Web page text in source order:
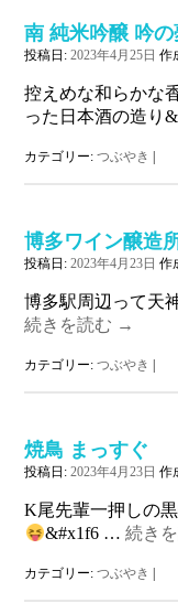
南 純米吟醸 吟
投稿日: 2023年4月25日 作
控えめな和らかな
った日本酒の造り
カテゴリー: つぶやき
博多ワイン醸造
投稿日: 2023年4月23日 作
博多駅周辺って天
続きを読む →
カテゴリー: つぶやき
焼鳥 まっすぐ
投稿日: 2023年4月23日 作
K尾先輩一押しの
&#x1f6 … 続き
カテゴリー: つぶやき